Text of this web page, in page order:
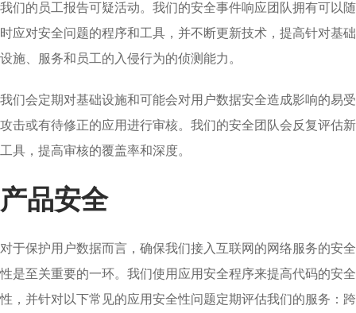
我们的员工报告可疑活动。我们的安全事件响应团队拥有可以随
时应对安全问题的程序和工具，并不断更新技术，提高针对基础
设施、服务和员工的入侵行为的侦测能力。
我们会定期对基础设施和可能会对用户数据安全造成影响的易受
攻击或有待修正的应用进行审核。我们的安全团队会反复评估新
工具，提高审核的覆盖率和深度。
产品安全
对于保护用户数据而言，确保我们接入互联网的网络服务的安全
性是至关重要的一环。我们使用应用安全程序来提高代码的安全
性，并针对以下常见的应用安全性问题定期评估我们的服务：跨